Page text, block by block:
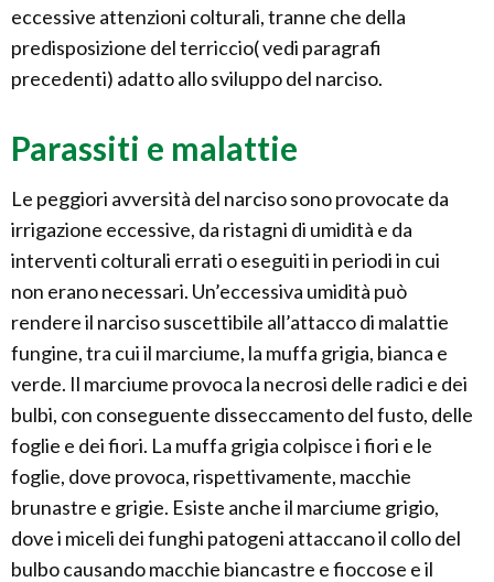
eccessive attenzioni colturali, tranne che della
predisposizione del terriccio( vedi paragrafi
precedenti) adatto allo sviluppo del narciso.
Parassiti e malattie
Le peggiori avversità del narciso sono provocate da
irrigazione eccessive, da ristagni di umidità e da
interventi colturali errati o eseguiti in periodi in cui
non erano necessari. Un’eccessiva umidità può
rendere il narciso suscettibile all’attacco di malattie
fungine, tra cui il marciume, la muffa grigia, bianca e
verde. Il marciume provoca la necrosi delle radici e dei
bulbi, con conseguente disseccamento del fusto, delle
foglie e dei fiori. La muffa grigia colpisce i fiori e le
foglie, dove provoca, rispettivamente, macchie
brunastre e grigie. Esiste anche il marciume grigio,
dove i miceli dei funghi patogeni attaccano il collo del
bulbo causando macchie biancastre e fioccose e il